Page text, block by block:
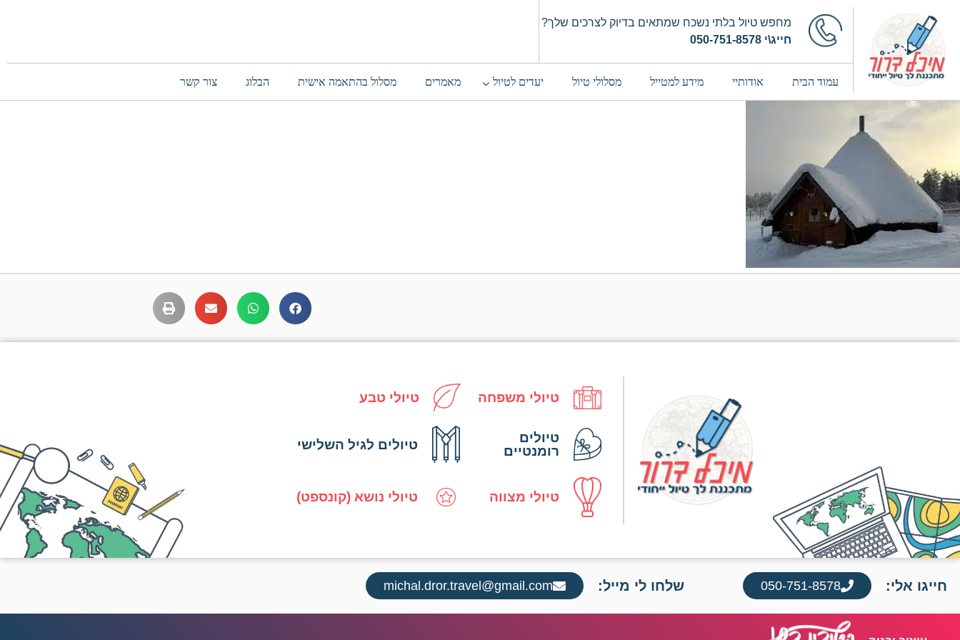
מחפש טיול בלתי נשכח שמתאים בדיוק לצרכים שלך?
חייג\י 050-751-8578
עמוד הבית אודותיי מידע למטייל מסלולי טיול יעדים לטיול מאמרים מסלול בהתאמה אישית הבלוג צור קשר
טיולי משפחה טיולי טבע
טיולים
רומנטיים
טיולים לגיל השלישי
טיולי מצווה טיולי נושא (קונספט)
חייגו אלי: 050-751-8578 שלחו לי מייל: michal.dror.travel@gmail.com